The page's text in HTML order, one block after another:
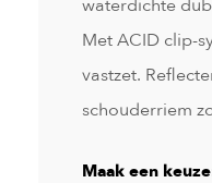
waterdichte
Met ACID clip-
vastzet.
schouderriem
Maak een